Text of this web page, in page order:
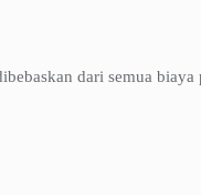
dari semua